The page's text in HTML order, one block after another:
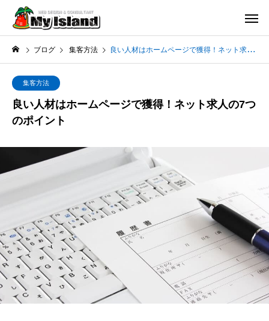
ブログ 集客方法 良い人材はホームページで獲得！ネット求人の7つのポイント
集客方法
良い人材はホームページで獲得！ネット求人の7つ
のポイント